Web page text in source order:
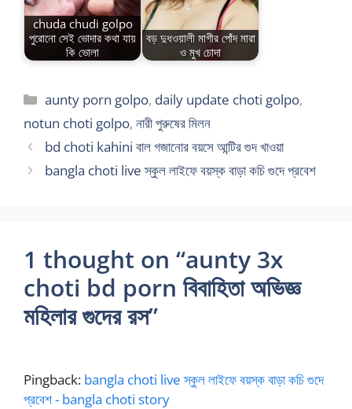
chuda chudi golpo
পুরোনো সেই ভোদার কথা যায়
কি ভোলা
বড় দুধওয়ালী মাগীর পোঁদ মারা
ও মুখ চোদা
Categories
aunty porn golpo, daily update choti golpo,
notun choti golpo, নারী পুরুষের মিলন
bd choti kahini বাল গজানোর বয়সে আন্টির গুদ খাওয়া
bangla choti live স্কুল লাইফে বয়স্ক বাড়া কচি গুদে প্রবেশ
1 thought on “aunty 3x
choti bd porn বিবাহিতা অভিজ্ঞ
মহিলার গুদের রস”
Pingback: bangla choti live স্কুল লাইফে বয়স্ক বাড়া কচি গুদে
প্রবেশ - bangla choti story